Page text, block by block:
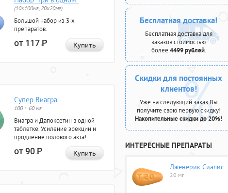
(10x100мг, 20x20мг)
Большой набор из 3-х
препаратов.
от 117Р Купить
Супер Виагра
100 + 60 мг
Виагра и Дапоксетин в одной
таблетке. Усиление эрекции и
продление полового акта!
от 90Р Купить
Бесплатная доставка!
Бесплатная доставка для
заказов стоимостью
более 4499 рублей.
Скидки для постоянных
клиентов!
Уже на следующий заказ Вы
получите свою первую скидку!
Накопительные скидки до 20%!
ИНТЕРЕСНЫЕ ПРЕПАРАТЫ
Дженерик Сиалис
20 мг